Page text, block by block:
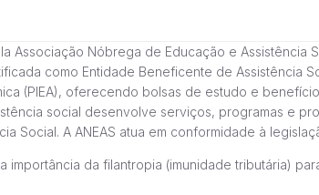
Associação Nóbrega de Educação e Assistência
como Entidade Beneficente de Assistência
(PIEA), oferecendo bolsas de estudo e
social desenvolve serviços, programas e
Social. A ANEAS atua em conformidade à
importância da filantropia (imunidade tributária)